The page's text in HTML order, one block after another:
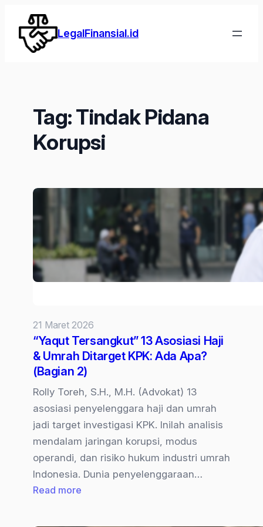
Lewati
konten
LegalFinansial.id
Tag:Tindak Pidana
Korupsi
21 Maret 2026
“Yaqut Tersangkut” 13 Asosiasi Haji
& Umrah Ditarget KPK: Ada Apa?
(Bagian 2)
Rolly Toreh, S.H., M.H. (Advokat) 13
asosiasi penyelenggara haji dan umrah
jadi target investigasi KPK. Inilah analisis
mendalam jaringan korupsi, modus
operandi, dan risiko hukum industri umrah
Indonesia. Dunia penyelenggaraan…
Read more